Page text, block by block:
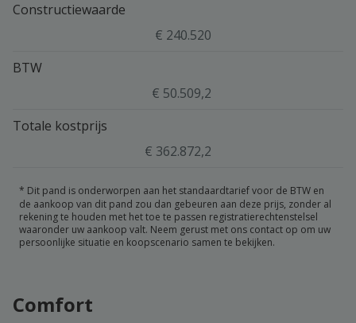
Constructiewaarde
€ 240.520
BTW
€ 50.509,2
Totale kostprijs
€ 362.872,2
* Dit pand is onderworpen aan het standaardtarief voor de BTW en
de aankoop van dit pand zou dan gebeuren aan deze prijs, zonder al
rekening te houden met het toe te passen registratierechtenstelsel
waaronder uw aankoop valt. Neem gerust met ons contact op om uw
persoonlijke situatie en koopscenario samen te bekijken.
Comfort